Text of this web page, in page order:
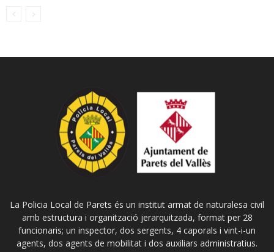
La Policia Local de Parets és un institut armat de naturalesa civil
amb estructura i organització jerarquitzada, format per 28
funcionaris; un inspector, dos sergents, 4 caporals i vint-i-un
agents, dos agents de mobilitat i dos auxiliars administratius.